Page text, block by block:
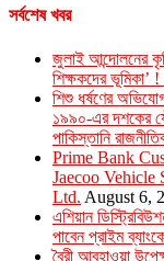
সর্বশেষ খবর
জুলাই আন্দোলনের
শিক্ষকদের ভূমিকা’ !
শিশু ধর্ষণের
১৯৯০-এর দশকের
পাকিস্তানি
Prime Bank
Jaecoo
Ltd. August 6,
এশিয়ান
পাবেন প্রাইম
বৈরী আবহাওয়া